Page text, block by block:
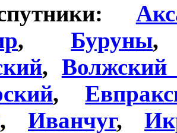
,Буруны
, Волжский
,
, Иванчуг,